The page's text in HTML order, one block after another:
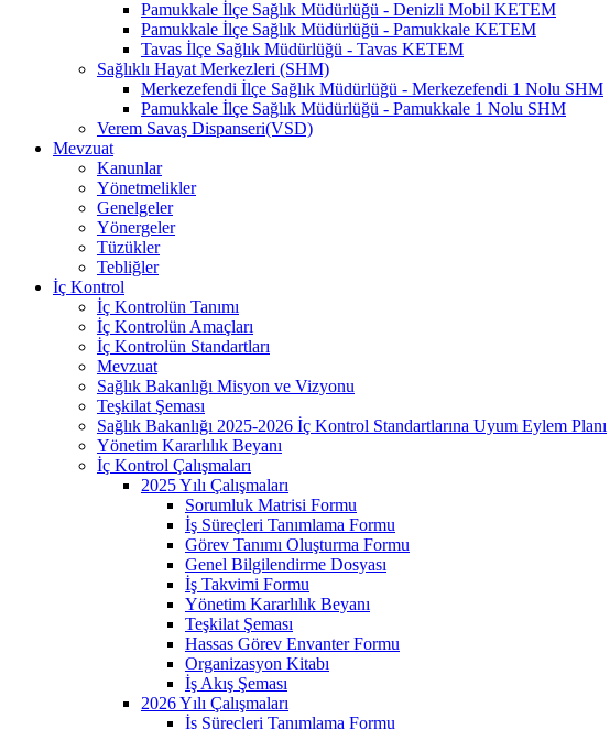
Pamukkale İlçe Sağlık Müdürlüğü - Denizli Mobil KETEM
Pamukkale İlçe Sağlık Müdürlüğü - Pamukkale KETEM
Tavas İlçe Sağlık Müdürlüğü - Tavas KETEM
Sağlıklı Hayat Merkezleri (SHM)
Merkezefendi İlçe Sağlık Müdürlüğü - Merkezefendi 1 Nolu SHM
Pamukkale İlçe Sağlık Müdürlüğü - Pamukkale 1 Nolu SHM
Verem Savaş Dispanseri(VSD)
Mevzuat
Kanunlar
Yönetmelikler
Genelgeler
Yönergeler
Tüzükler
Tebliğler
İç Kontrol
İç Kontrolün Tanımı
İç Kontrolün Amaçları
İç Kontrolün Standartları
Mevzuat
Sağlık Bakanlığı Misyon ve Vizyonu
Teşkilat Şeması
Sağlık Bakanlığı 2025-2026 İç Kontrol Standartlarına Uyum Eylem Planı
Yönetim Kararlılık Beyanı
İç Kontrol Çalışmaları
2025 Yılı Çalışmaları
Sorumluk Matrisi Formu
İş Süreçleri Tanımlama Formu
Görev Tanımı Oluşturma Formu
Genel Bilgilendirme Dosyası
İş Takvimi Formu
Yönetim Kararlılık Beyanı
Teşkilat Şeması
Hassas Görev Envanter Formu
Organizasyon Kitabı
İş Akış Şeması
2026 Yılı Çalışmaları
İş Süreçleri Tanımlama Formu